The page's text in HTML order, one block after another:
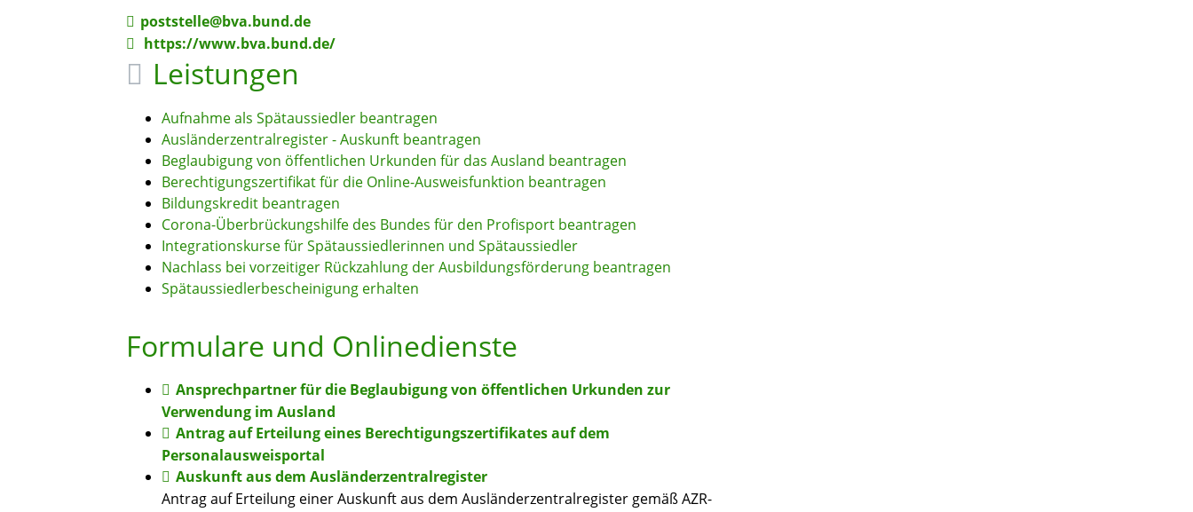
poststelle@bva.bund.de
https://www.bva.bund.de/
Leistungen
Aufnahme als Spätaussiedler beantragen
Ausländerzentralregister - Auskunft beantragen
Beglaubigung von öffentlichen Urkunden für das Ausland beantragen
Berechtigungszertifikat für die Online-Ausweisfunktion beantragen
Bildungskredit beantragen
Corona-Überbrückungshilfe des Bundes für den Profisport beantragen
Integrationskurse für Spätaussiedlerinnen und Spätaussiedler
Nachlass bei vorzeitiger Rückzahlung der Ausbildungsförderung beantragen
Spätaussiedlerbescheinigung erhalten
Formulare und Onlinedienste
Ansprechpartner für die Beglaubigung von öffentlichen Urkunden zur
Verwendung im Ausland
Antrag auf Erteilung eines Berechtigungszertifikates auf dem
Personalausweisportal
Auskunft aus dem Ausländerzentralregister
Antrag auf Erteilung einer Auskunft aus dem Ausländerzentralregister gemäß AZR-